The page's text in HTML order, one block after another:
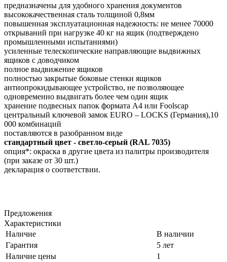
предназначены для удобного хранения документов
высококачественная сталь толщиной 0,8мм
повышенная эксплуатационная надежность: не менее 70000
открываний при нагрузке 40 кг на ящик (подтверждено
промышленными испытаниями)
усиленные телескопические направляющие выдвижных
ящиков с доводчиком
полное выдвижение ящиков
полностью закрытые боковые стенки ящиков
антиопрокидывающее устройство, не позволяющее
одновременно выдвигать более чем один ящик
хранение подвесных папок формата А4 или Foolscap
центральный ключевой замок EURO – LOCKS (Германия),10
000 комбинаций
поставляются в разобранном виде
стандартный цвет - cветло-серый (RAL 7035)
опция*: окраска в другие цвета из палитры производителя
(при заказе от 30 шт.)
декларация о соответствии.
Предложения
Характеристики
Наличие
В наличии
Гарантия
5 лет
Наличие цены
1